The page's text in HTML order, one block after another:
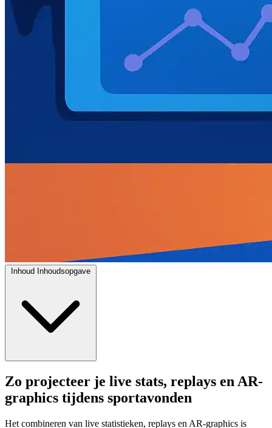
Inhoud Inhoudsopgave
Zo projecteer je live stats, replays en AR-
graphics tijdens sportavonden
Het combineren van live statistieken, replays en AR‑graphics is